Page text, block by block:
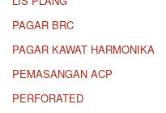
PAGAR BRC
PAGAR KAWAT HARMONIKA
PEMASANGAN ACP
PERFORATED